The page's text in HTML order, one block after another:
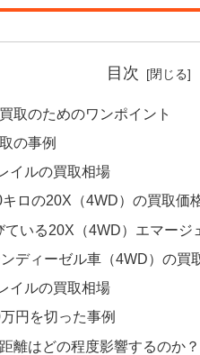
目次
取のためのワンポイント
の事例
イルの買取相場
ロの20X（4WD）の買取価
ている20X（4WD）エマー
ディーゼル車（4WD）の買
イルの買取相場
円を切った事例
離はどの程度影響するのか？